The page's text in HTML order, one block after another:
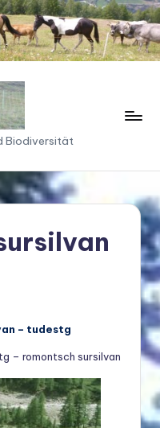
Biodiversität
– tudestg
– romontsch sursilvan